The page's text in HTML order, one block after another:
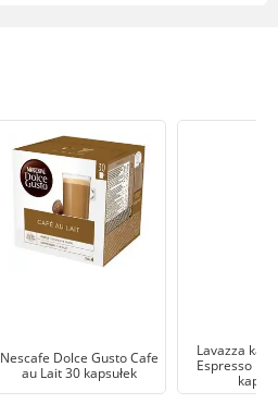
Nescafe Dolce Gusto Cafe
au Lait 30 kapsułek
Lavazza
Espresso